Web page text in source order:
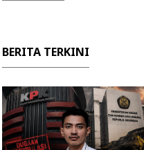
BERITA TERKINI